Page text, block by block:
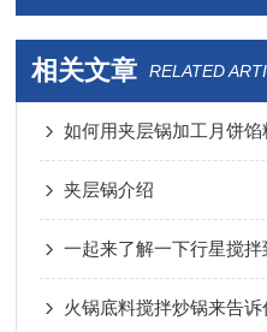
相关文章 RELATED
如何用夹层锅加工月饼馅
夹层锅介绍
一起来了解一下行星搅
火锅底料搅拌炒锅来告